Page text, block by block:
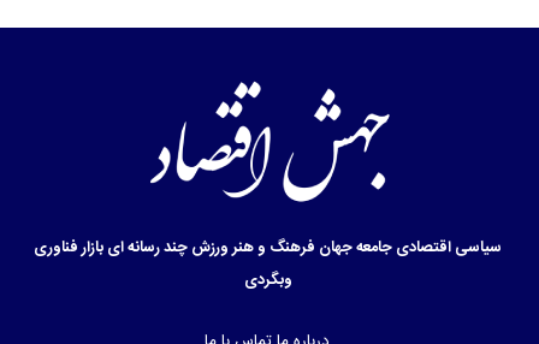
سیاسیاقتصادیجامعهجهان فرهنگ و هنرورزشچند رسانه ایبازارفناوری
وبگردی